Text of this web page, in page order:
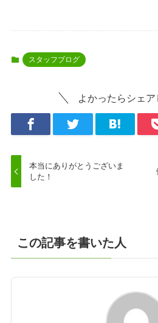
スタッフブログ
よかったらシェア
本当にありがとうございま
した！
この記事を書いた人